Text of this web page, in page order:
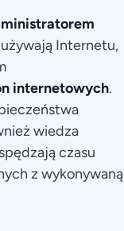
Internetu,
internetowych.
wiedza
czasu
z wykonywaną